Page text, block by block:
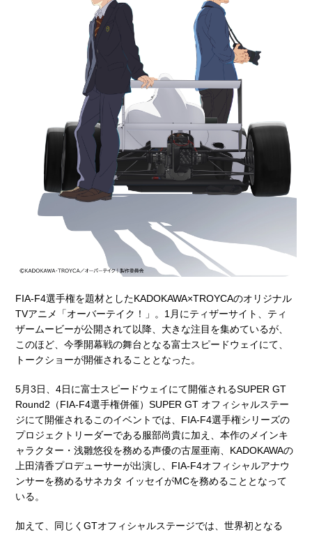
FIA-F4選手権を題材としたKADOKAWA×TROYCAのオリジナル
TVアニメ「オーバーテイク！」。1月にティザーサイト、ティ
ザームービーが公開されて以降、大きな注目を集めているが、
このほど、今季開幕戦の舞台となる富士スピードウェイにて、
トークショーが開催されることとなった。
5月3日、4日に富士スピードウェイにて開催されるSUPER GT
Round2（FIA-F4選手権併催）SUPER GT オフィシャルステー
ジにて開催されるこのイベントでは、FIA-F4選手権シリーズの
プロジェクトリーダーである服部尚貴に加え、本作のメインキ
ャラクター・浅雛悠役を務める声優の古屋亜南、KADOKAWAの
上田清香プロデューサーが出演し、FIA-F4オフィシャルアナウ
ンサーを務めるサネカタ イッセイがMCを務めることとなって
いる。
加えて、同じくGTオフィシャルステージでは、世界初となる